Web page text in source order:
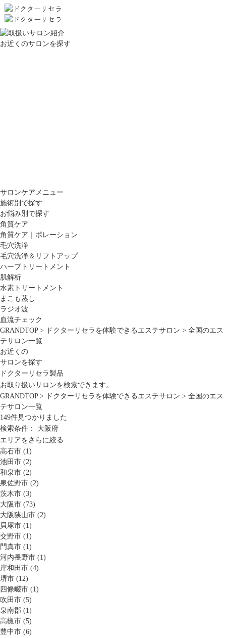
お近くのサロンを探す
サロンケアメニュー
施術別で探す
お悩み別で探す
角質ケア
角質ケア｜ポレーション
毛穴洗浄
毛穴洗浄＆リフトアップ
ハーブトリートメント
肌解析
水素トリートメント
まこも蒸し
ラジオ波
血流チェック
GRANDTOP> ドクターリセラを体験できるエステサロン > 全国のエス
テサロン一覧
お近くの
サロンを探す
ドクターリセラ製品
お取り扱いサロンを検索できます。
GRANDTOP> ドクターリセラを体験できるエステサロン > 全国のエス
テサロン一覧
149件見つかりました
検索条件：
大阪府
エリアをさらに絞る
高石市 (1)
池田市 (2)
和泉市 (2)
泉佐野市 (2)
茨木市 (3)
大阪市 (73)
大阪狭山市 (2)
貝塚市 (1)
交野市 (1)
門真市 (1)
河内長野市 (1)
岸和田市 (4)
堺市 (12)
四條畷市 (1)
吹田市 (5)
泉南郡 (1)
高槻市 (5)
豊中市 (6)